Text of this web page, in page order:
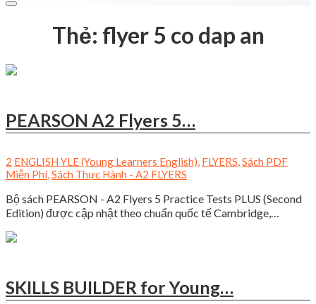
Thẻ: flyer 5 co dap an
PEARSON A2 Flyers 5…
2 ENGLISH YLE (Young Learners English), FLYERS,Sách PDF
Miễn Phí,Sách Thực Hành - A2 FLYERS
Bộ sách PEARSON - A2 Flyers 5 Practice Tests PLUS (Second
Edition) được cập nhật theo chuẩn quốc tế Cambridge,…
SKILLS BUILDER for Young…